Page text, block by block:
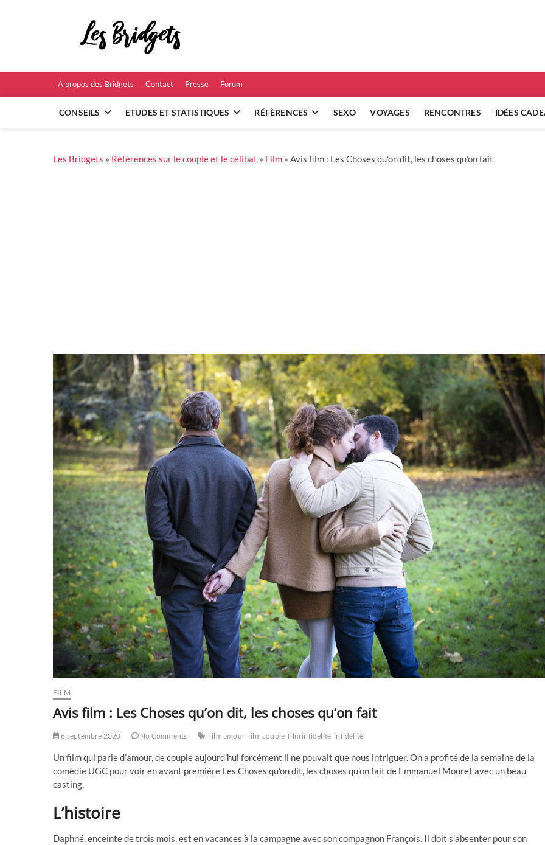
A propos des Bridgets Contact Presse Forum
CONSEILS ETUDES ET STATISTIQUES RÉFÈRENCES SEXO VOYAGES RENCONTRES IDÉES
Les Bridgets » Références sur le couple et le célibat » Film » Avis film : Les Choses qu’on dit, les choses qu’on fait
FILM
Avis film : Les Choses qu’on dit, les choses qu’on fait
6 septembre 2020 No Comments film amour film couple film infidelité infidélité
Un film qui parle d’amour, de couple aujourd’hui forcément il ne pouvait que nous intriguer. On a profité de la semaine de la
comédie UGC pour voir en avant première Les Choses qu’on dit, les choses qu’on fait de Emmanuel Mouret avec un beau
casting.
L’histoire
Daphné, enceinte de trois mois, est en vacances à la campagne avec son compagnon François. Il doit s’absenter pour son